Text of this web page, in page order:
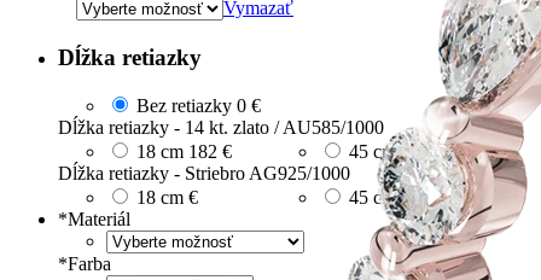
Vymazať
Dĺžka retiazky
Bez retiazky 0 €
Dĺžka retiazky - 14 kt. zlato / AU585/1000
18 cm 182 € 45 cm 566 €
Dĺžka retiazky - Striebro AG925/1000
18 cm € 45 cm20 €
*Materiál
*Farba